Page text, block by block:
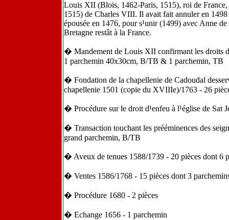
Louis XII (Blois, 1462-Paris, 1515), roi de France,
1515) de Charles VIII. Il avait fait annuler en
épousée en 1476, pour s¹unir (1499) avec Anne
Bretagne restât à la France.
� Mandement de Louis XII confirmant les droits
1 parchemin 40x30cm, B/TB & 1 parchemin, TB
� Fondation de la chapellenie de Cadoudal
chapellenie 1501 (copie du XVIIIe)/1763 - 26
� Procédure sur le droit d¹enfeu à l¹église de Sat
� Transaction touchant les prééminences des
grand parchemin, B/TB
� Aveux de tenues 1588/1739 - 20 pièces dont 6
� Ventes 1586/1768 - 15 pièces dont 3
� Procédure 1680 - 2 pièces
� Echange 1656 - 1 parchemin